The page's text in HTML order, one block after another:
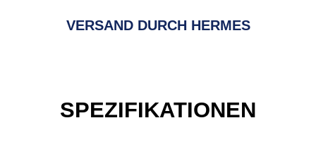
VERSAND DURCH HERMES
SPEZIFIKATIONEN